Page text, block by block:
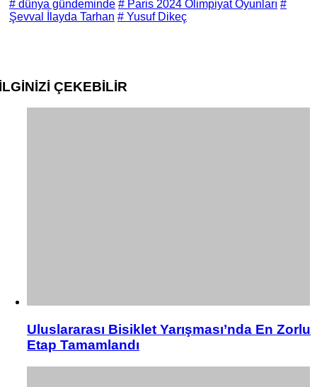
# dünya gündeminde # Paris 2024 Olimpiyat Oyunları #
Şevval İlayda Tarhan # Yusuf Dikeç
ÇEKEBİLİR
Uluslararası Bisiklet Yarışması’nda En Zorlu
Etap Tamamlandı